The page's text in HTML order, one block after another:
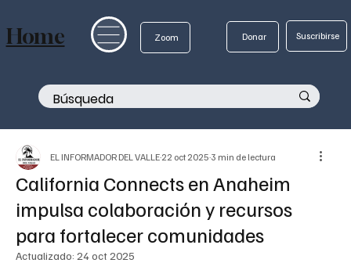
Zoom Donar Suscribirse
Home
California Connects en Anaheim
impulsa colaboración y recursos
para fortalecer comunidades
EL INFORMADOR DEL VALLE 22 oct 2025 3 min de lectura
Actualizado: 24 oct 2025